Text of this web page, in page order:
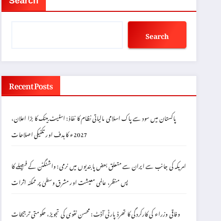
Search
Recent Posts
پاکستان میں سود سے پاک اسلامی مالیاتی نظام کا نفاذ: اسٹیٹ بینک کا بڑا اعلان،
2027ء کا ہدف اور تکنیکی اصلاحات
امریکہ کی جانب سے ایران سے متعلق بعض پابندیوں میں نرمی: واشنگٹن کے فیصلے کا
پس منظر، عالمی معیشت اور مشرق وسطیٰ پر ممکنہ اثرات
وفاقی وزراء کی کارکردگی کا تھرڈ پارٹی آڈٹ: محسن نقوی کی تجویز، حکومتی ترجیحات